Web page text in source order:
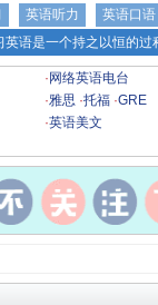
英语听力
英语口语
英语是一个持之以恒的
· 网络英语电台
·雅思 ·托福 ·GRE
·英语美文